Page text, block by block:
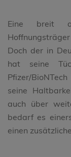
Eine breit
Doch der in
hat seine
Pfizer/
seine
auch über
bedarf es
einen